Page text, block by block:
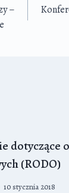
–
dotyczące
(RODO)
10 stycznia 2018